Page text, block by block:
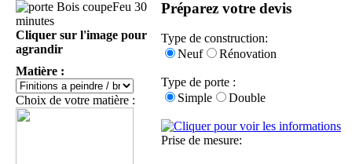
Cliquer sur l'image pour
agrandir
Matière :
Choix de votre matière :
Préparez votre devis
Type de construction:
Neuf
Rénovation
Type de porte :
Simple
Double
Prise de mesure: